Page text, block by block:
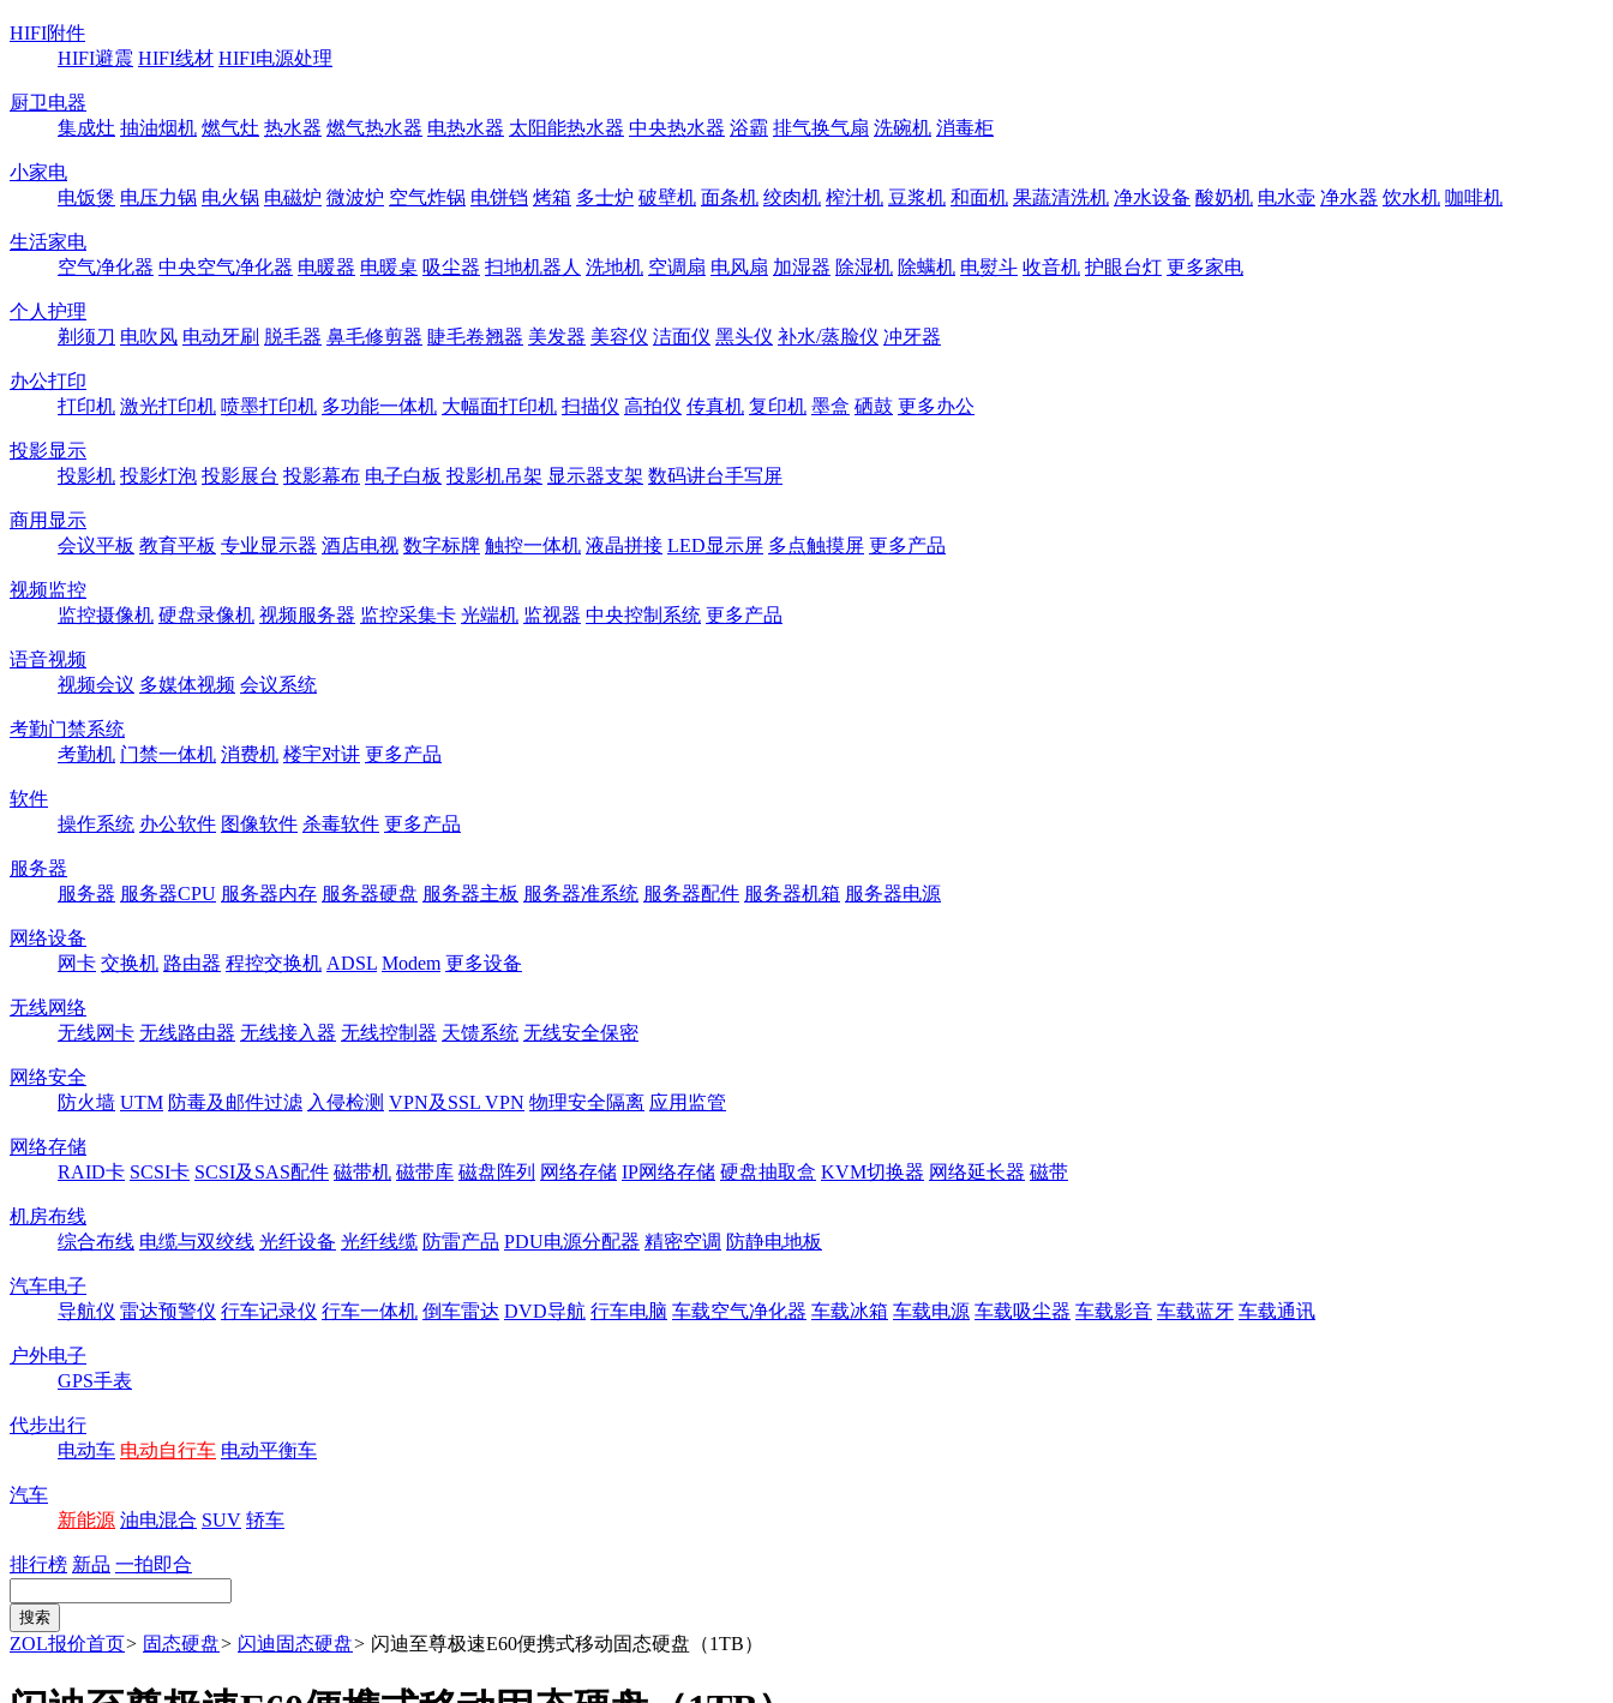
HIFI附件
HIFI避震 HIFI线材 HIFI电源处理
厨卫电器
集成灶 抽油烟机 燃气灶 热水器 燃气热水器 电热水器 太阳能热水器 中央热水器 浴霸 排气换气扇 洗碗机 消毒柜
小家电
电饭煲 电压力锅 电火锅 电磁炉 微波炉 空气炸锅 电饼铛 烤箱 多士炉 破壁机 面条机 绞肉机 榨汁机 豆浆机 和面机 果蔬清洗机 净水设备 酸奶机 电水壶 净水器 饮水机 咖啡机
生活家电
空气净化器 中央空气净化器 电暖器 电暖桌 吸尘器 扫地机器人 洗地机 空调扇 电风扇 加湿器 除湿机 除螨机 电熨斗 收音机 护眼台灯 更多家电
个人护理
剃须刀 电吹风 电动牙刷 脱毛器 鼻毛修剪器 睫毛卷翘器 美发器 美容仪 洁面仪 黑头仪 补水/蒸脸仪 冲牙器
办公打印
打印机 激光打印机 喷墨打印机 多功能一体机 大幅面打印机 扫描仪 高拍仪 传真机 复印机 墨盒 硒鼓 更多办公
投影显示
投影机 投影灯泡 投影展台 投影幕布 电子白板 投影机吊架 显示器支架 数码讲台手写屏
商用显示
会议平板 教育平板 专业显示器 酒店电视 数字标牌 触控一体机 液晶拼接 LED显示屏 多点触摸屏 更多产品
视频监控
监控摄像机 硬盘录像机 视频服务器 监控采集卡 光端机 监视器 中央控制系统 更多产品
语音视频
视频会议 多媒体视频 会议系统
考勤门禁系统
考勤机 门禁一体机 消费机 楼宇对讲 更多产品
软件
操作系统 办公软件 图像软件 杀毒软件 更多产品
服务器
服务器 服务器CPU 服务器内存 服务器硬盘 服务器主板 服务器准系统 服务器配件 服务器机箱 服务器电源
网络设备
网卡 交换机 路由器 程控交换机 ADSL Modem 更多设备
无线网络
无线网卡 无线路由器 无线接入器 无线控制器 天馈系统 无线安全保密
网络安全
防火墙 UTM 防毒及邮件过滤 入侵检测 VPN及SSL VPN 物理安全隔离 应用监管
网络存储
RAID卡 SCSI卡 SCSI及SAS配件 磁带机 磁带库 磁盘阵列 网络存储 IP网络存储 硬盘抽取盒 KVM切换器 网络延长器 磁带
机房布线
综合布线 电缆与双绞线 光纤设备 光纤线缆 防雷产品 PDU电源分配器 精密空调 防静电地板
汽车电子
导航仪 雷达预警仪 行车记录仪 行车一体机 倒车雷达 DVD导航 行车电脑 车载空气净化器 车载冰箱 车载电源 车载吸尘器 车载影音 车载蓝牙 车载通讯
户外电子
GPS手表
代步出行
电动车 电动自行车 电动平衡车
汽车
新能源 油电混合 SUV 轿车
排行榜 新品 一拍即合
ZOL报价首页> 固态硬盘> 闪迪固态硬盘> 闪迪至尊极速E60便携式移动固态硬盘（1TB）